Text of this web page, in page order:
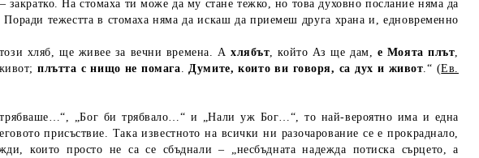
На стомаха ти може да му стане тежко, но това духовно послание няма да
Поради тежестта в стомаха няма да искаш да приемеш друга храна и, едновременно
хляб, ще живее за вечни времена. А хлябът , който Аз ще дам, е Моята плът
плътта с нищо не помага Думите, които ви говоря, са дух и живот .“ (Ев.
„Бог би трябвало…“ и „Нали уж Бог…“, то най-вероятно има и една
присъствие. Така известното на всички ни разочарование се е прокраднало,
които просто не са се сбъднали – „несбъдната надежда потиска сърцето, а